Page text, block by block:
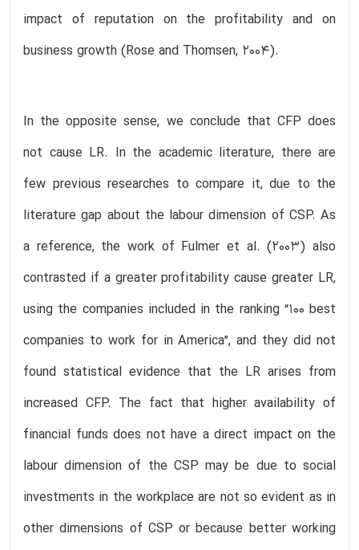
impact of reputation on the profitability and on
business growth (Rose and Thomsen, 2004).
In the opposite sense, we conclude that CFP does
not cause LR. In the academic literature, there are
few previous researches to compare it, due to the
literature gap about the labour dimension of CSP. As
a reference, the work of Fulmer et al. (2003) also
contrasted if a greater profitability cause greater LR,
using the companies included in the ranking “100 best
companies to work for in America”, and they did not
found statistical evidence that the LR arises from
increased CFP. The fact that higher availability of
financial funds does not have a direct impact on the
labour dimension of the CSP may be due to social
investments in the workplace are not so evident as in
other dimensions of CSP or because better working